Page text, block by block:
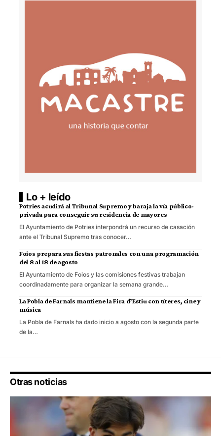
Lo + leído
Potries acudirá al Tribunal Supremo y baraja la vía público-
privada para conseguir su residencia de mayores
El Ayuntamiento de Potries interpondrá un recurso de casación
ante el Tribunal Supremo tras conocer…
Foios prepara sus fiestas patronales con una programación
del 8 al 18 de agosto
El Ayuntamiento de Foios y las comisiones festivas trabajan
coordinadamente para organizar la semana grande…
La Pobla de Farnals mantiene la Fira d’Estiu con títeres, cine y
música
La Pobla de Farnals ha dado inicio a agosto con la segunda parte
de la…
Otras noticias